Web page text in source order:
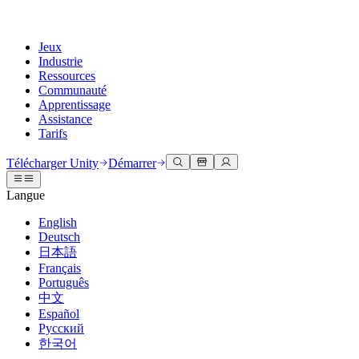
Jeux
Industrie
Ressources
Communauté
Apprentissage
Assistance
Tarifs
Moteur Unity
Créez des jeux 2D et 3D pour n'importe quelle plateforme
Collaboration
Collaborez et itérez rapidement avec votre équipe
Télécharger Unity
Offres et tarifs
Déployez
Multiplateforme
Collaboration 3D
Construisez et révisez des projets 3D en temps réel
Formation immersive
Entraînez-vous dans des environnements immersifs
Expériences client
Créez des expériences interactives 3D
Secteurs
Fabrication
Documentation
Outils de développement
Versions de publication et suivi des problèmes
Feuille de route
Examiner les fonctionnalités à venir
Glossaire
Discussions
Événements
Événements mondiaux et locaux
Histoires de la communauté
Made with Unity
Mise en avant des créateurs Unity
Unity Learn
Maîtrisez les compétences Unity gratuitement
Formation professionnelle
Améliorez votre équipe avec des formateurs Unity
Vous découvrez Unity ?
Démarrer
Démarrez votre apprentissage
Parcours essentiels Unity
Obtenir de l'aide
Vous aider à réussir avec Unity
Plans de succès
Atteignez vos objectifs plus rapidement avec un support expert
FAQ
Réponses aux questions courantes
Contactez-nous.
Connectez-vous avec notre équipe
Télécharger Unity Démarrer
Langue
English
Deutsch
日本語
Français
Português
中文
Español
Русский
한국어